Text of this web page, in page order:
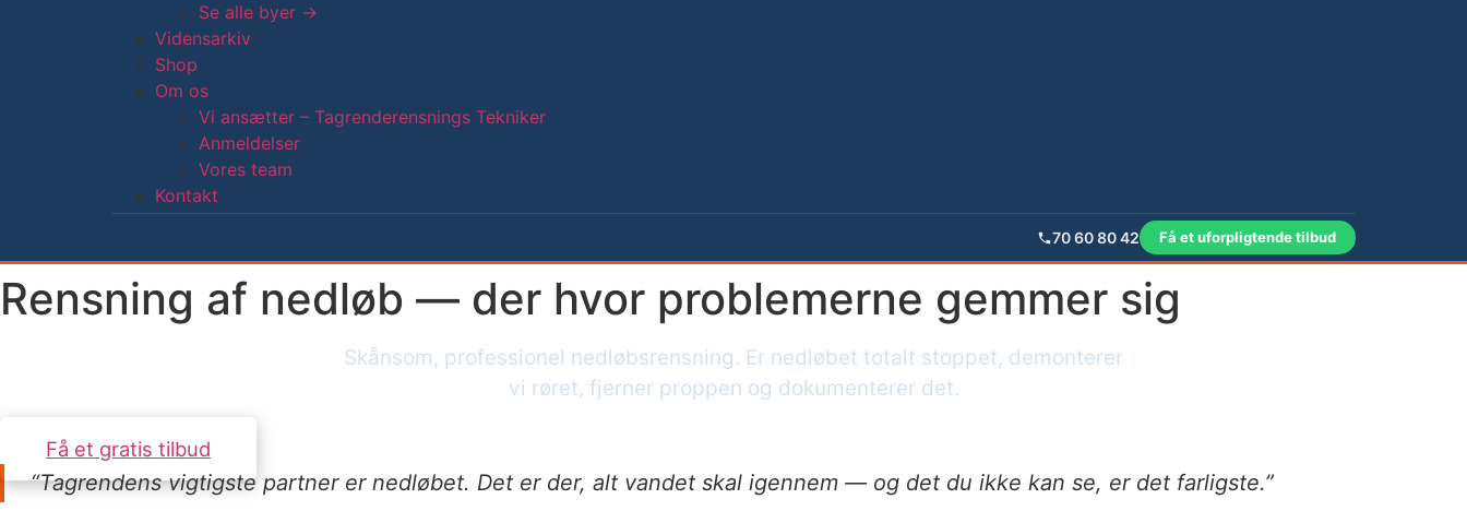
Se alle byer →
Vidensarkiv
Shop
Om os
Vi ansætter – Tagrenderensnings Tekniker
Anmeldelser
Vores team
Kontakt
70 60 80 42 Få et uforpligtende tilbud
Rensning af nedløb — der hvor problemerne gemmer sig
Skånsom, professionel nedløbsrensning. Er nedløbet totalt stoppet, demonterer
vi røret, fjerner proppen og dokumenterer det.
Få et gratis tilbud
“Tagrendens vigtigste partner er nedløbet. Det er der, alt vandet skal igennem — og det du ikke kan se, er det farligste.”